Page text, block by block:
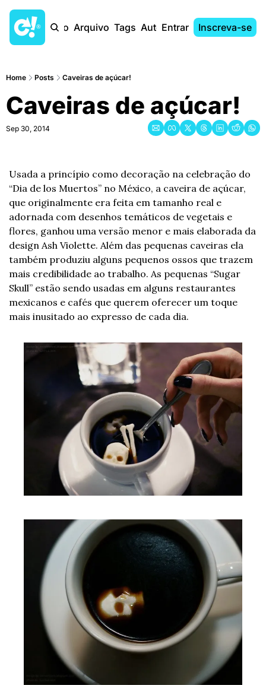
Início Arquivo Tags AutoresEntrar Inscreva-se
Home Posts Caveiras de açúcar!
Caveiras de açúcar!
Sep 30, 2014
Usada a princípio como decoração na celebração do
“Dia de los Muertos” no México, a caveira de açúcar,
que originalmente era feita em tamanho real e
adornada com desenhos temáticos de vegetais e
flores, ganhou uma versão menor e mais elaborada da
design Ash Violette. Além das pequenas caveiras ela
também produziu alguns pequenos ossos que trazem
mais credibilidade ao trabalho. As pequenas “Sugar
Skull” estão sendo usadas em alguns restaurantes
mexicanos e cafés que querem oferecer um toque
mais inusitado ao expresso de cada dia.